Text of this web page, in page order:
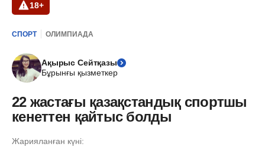
18+
СПОРТ ОЛИМПИАДА
Ақырыс Сейтқазы
Бұрынғы қызметкер
22 жастағы қазақстандық спортшы
кенеттен қайтыс болды
Жарияланған күні: